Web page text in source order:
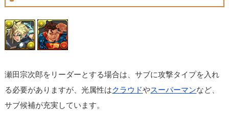
瀬田宗次郎をリーダーとする場合は、サブに攻撃タイプを入れ
る必要がありますが、光属性はクラウドやスーパーマンなど、
サブ候補が充実しています。